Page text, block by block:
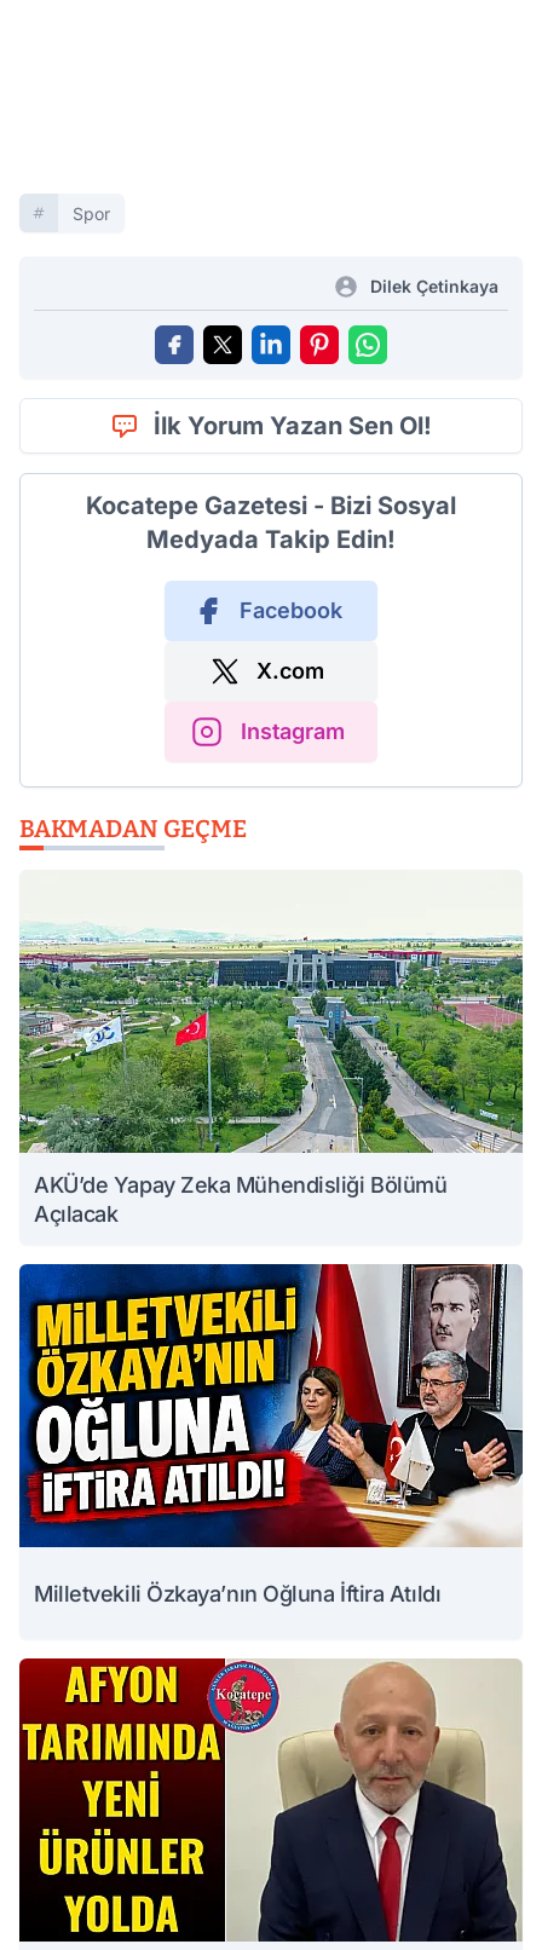
Spor
Dilek Çetinkaya
İlk Yorum Yazan Sen Ol!
Kocatepe Gazetesi - Bizi Sosyal
Medyada Takip Edin!
Facebook
X.com
Instagram
BAKMADAN GEÇME
AKÜ’de Yapay Zeka Mühendisliği Bölümü
Açılacak
Milletvekili Özkaya’nın Oğluna İftira Atıldı